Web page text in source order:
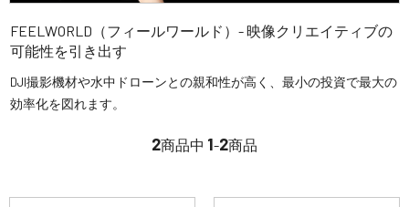
FEELWORLD（フィールワールド）- 映像クリエイティブの
可能性を引き出す
DJI撮影機材や水中ドローンとの親和性が高く、最小の投資で最大の
効率化を図れます。
2商品中 1-2商品